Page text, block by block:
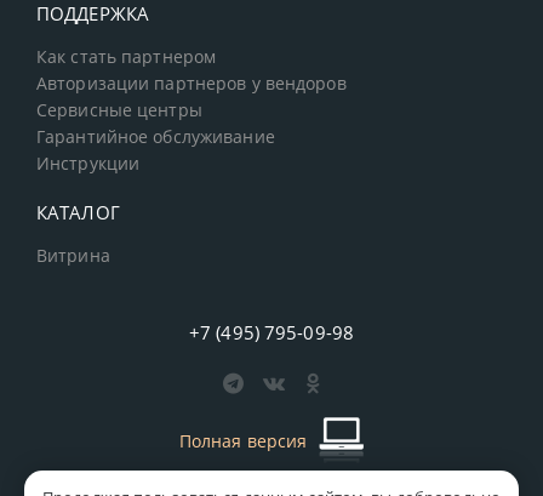
ПОДДЕРЖКА
Как стать партнером
Авторизации партнеров у вендоров
Сервисные центры
Гарантийное обслуживание
Инструкции
КАТАЛОГ
Витрина
+7 (495) 795-09-98
Полная версия